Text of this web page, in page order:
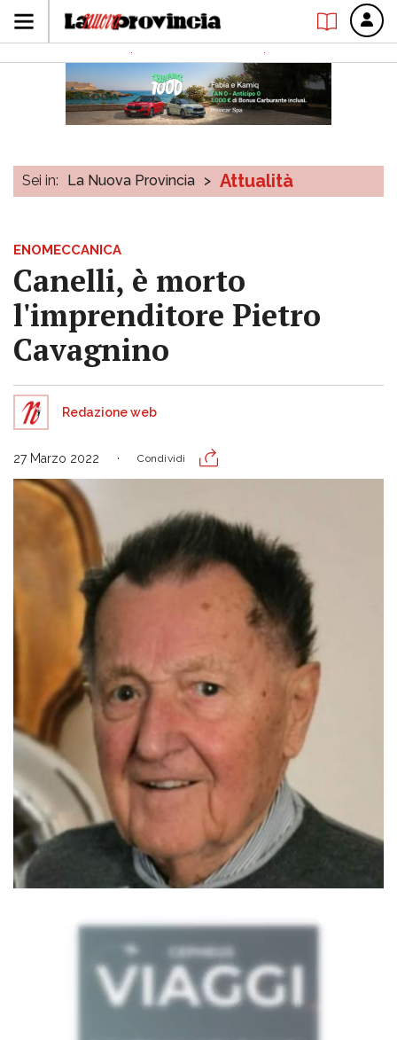
Sei in: La Nuova Provincia > Attualità
ENOMECCANICA
Canelli, è morto
l'imprenditore Pietro
Cavagnino
Redazione web
27 Marzo 2022 Condividi